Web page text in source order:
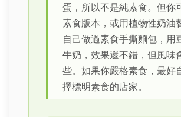
蛋，所以不是純素食。但你
素食版本，或用植物性奶油
自己做過素食手撕麵包，用
牛奶，效果還不錯，但風味
些。如果你嚴格素食，最好
擇標明素食的店家。